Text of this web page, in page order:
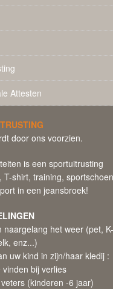
Attesten
door ons voorzien.
is een sportuitrusting
T-shirt, training,
in een jeansbroek!
het weer (pet,
enz...)
uw kind in zijn/haar kledij :
bij verlies
(kinderen -6 jaar)